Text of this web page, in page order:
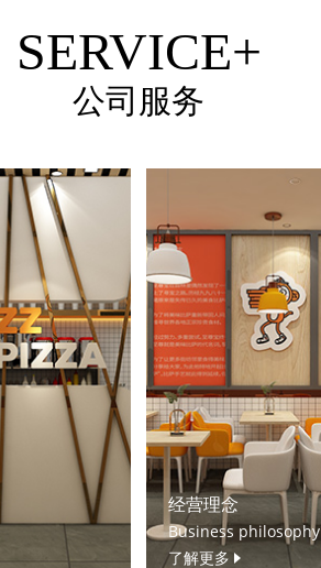
SERVICE+
公司服务
经营理念
Business philosophy
了解更多